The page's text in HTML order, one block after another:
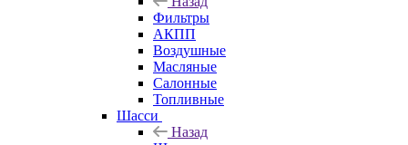
Фильтры
АКПП
Воздушные
Масляные
Салонные
Топливные
Шасси
Назад